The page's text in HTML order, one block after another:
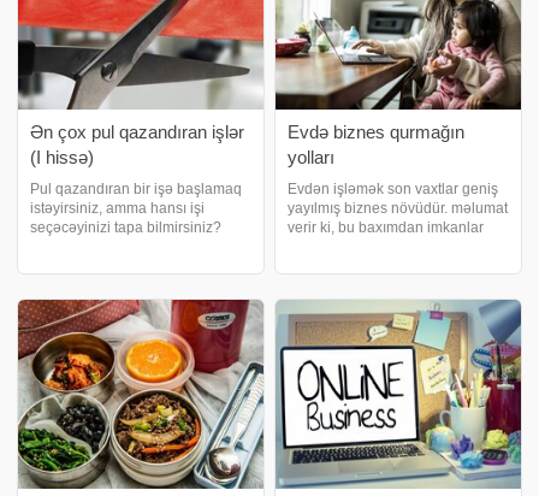
Ən çox pul qazandıran işlər
(I hissə)
Pul qazandıran bir işə başlamaq
istəyirsiniz, amma hansı işi
seçəcəyinizi tapa bilmirsiniz?
ilə maraqlanırsınız?. xəbər veri
Evdə biznes qurmağın
yolları
Evdən işləmək son vaxtlar geniş
yayılmış biznes növüdür. məlumat
verir ki, bu baxımdan imkanlar
Evdən iş qurmaq və ya işləmək
ev şəraitind